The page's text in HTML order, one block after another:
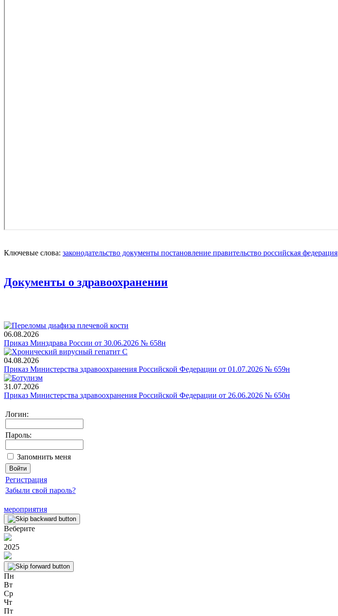
Ключевые слова: законодательство документы постановление правительство российская федерация
Документы о здравоохранении
06.08.2026
Приказ Минздрава России от 30.06.2026 № 658н
04.08.2026
Приказ Министерства здравоохранения Российской Федерации от 01.07.2026 № 659н
31.07.2026
Приказ Министерства здравоохранения Российской Федерации от 26.06.2026 № 650н
Логин:
Пароль:
Запомнить меня
Регистрация
Забыли свой пароль?
мероприятия
Веберите
2025
Пн
Вт
Ср
Чт
Пт